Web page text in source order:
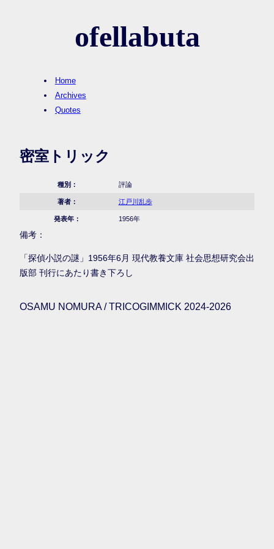
ofellabuta
Home
Archives
Quotes
密室トリック
種別： 評論
著者： 江戸川乱歩
発表年： 1956年
備考：
「探偵小説の謎」1956年6月 現代教養文庫 社会思想研究会出
版部 刊行にあたり書き下ろし
OSAMU NOMURA / TRICOGIMMICK 2024-2026